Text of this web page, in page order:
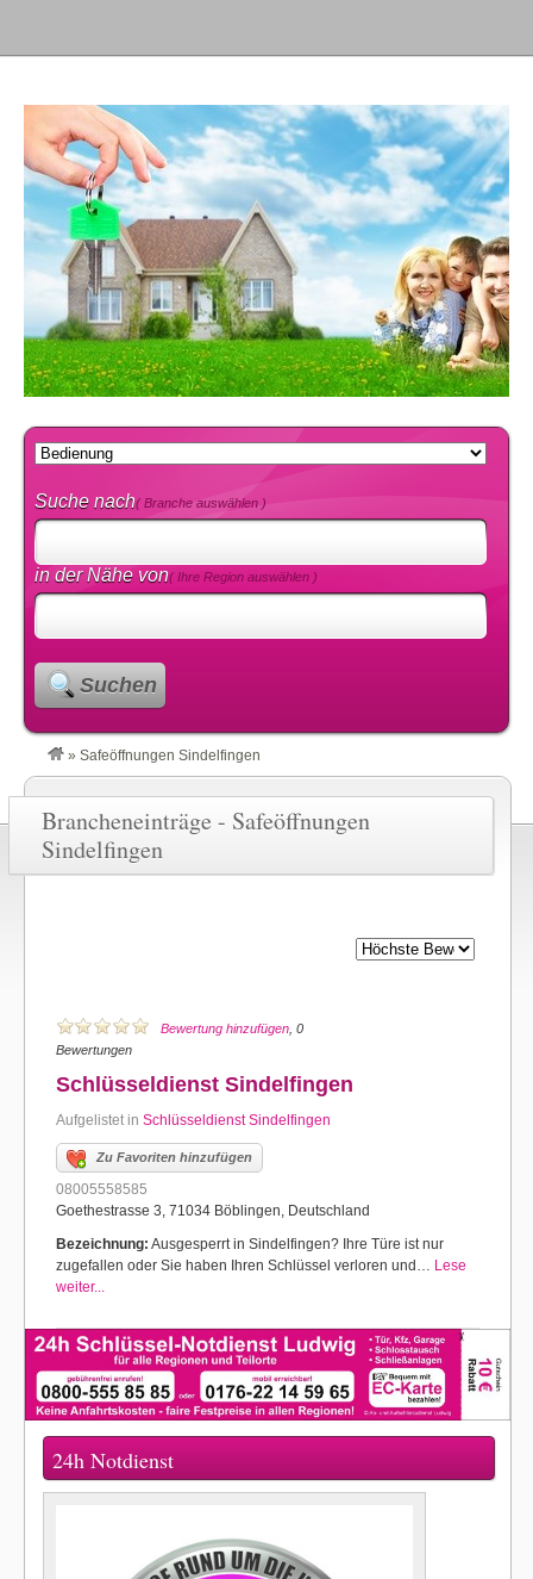
Suche nach( Branche auswählen )
in der Nähe von( Ihre Region auswählen )
Suchen
» Safeöffnungen Sindelfingen
Brancheneinträge - Safeöffnungen
Sindelfingen
Bewertung hinzufügen , 0
Bewertungen
Schlüsseldienst Sindelfingen
Aufgelistet in Schlüsseldienst Sindelfingen
Zu Favoriten hinzufügen
08005558585
Goethestrasse 3, 71034 Böblingen, Deutschland
Bezeichnung: Ausgesperrt in Sindelfingen? Ihre Türe ist nur
zugefallen oder Sie haben Ihren Schlüssel verloren und… Lese
weiter...
24h Notdienst